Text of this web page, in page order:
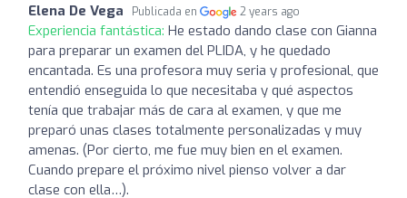
Elena De Vega Publicada en 2 years ago
Experiencia fantástica: He estado dando clase con Gianna
para preparar un examen del PLIDA, y he quedado
encantada. Es una profesora muy seria y profesional, que
entendió enseguida lo que necesitaba y qué aspectos
tenía que trabajar más de cara al examen, y que me
preparó unas clases totalmente personalizadas y muy
amenas. (Por cierto, me fue muy bien en el examen.
Cuando prepare el próximo nivel pienso volver a dar
clase con ella…).